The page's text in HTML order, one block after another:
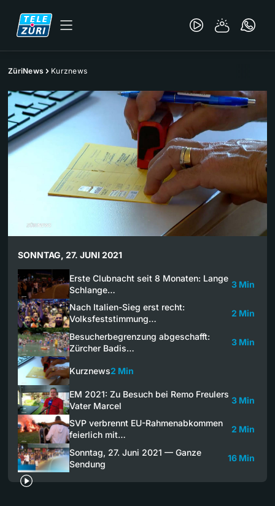
ZüriNews Kurznews
SONNTAG, 27. JUNI 2021
Erste Clubnacht seit 8 Monaten: Lange
Schlange…
3 Min
Nach Italien-Sieg erst recht:
Volksfeststimmung…
2 Min
Besucherbegrenzung abgeschafft:
Zürcher Badis…
3 Min
Kurznews2 Min
EM 2021: Zu Besuch bei Remo Freulers
Vater Marcel
3 Min
SVP verbrennt EU-Rahmenabkommen
feierlich mit…
2 Min
Sonntag, 27. Juni 2021 — Ganze
Sendung
16 Min